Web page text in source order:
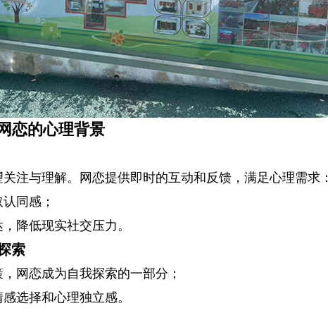
恋的心理背景
注与理解。网恋提供即时的互动和反馈，满足心理需求：
同感；
降低现实社交压力。
索
网恋成为自我探索的一部分；
选择和心理独立感。